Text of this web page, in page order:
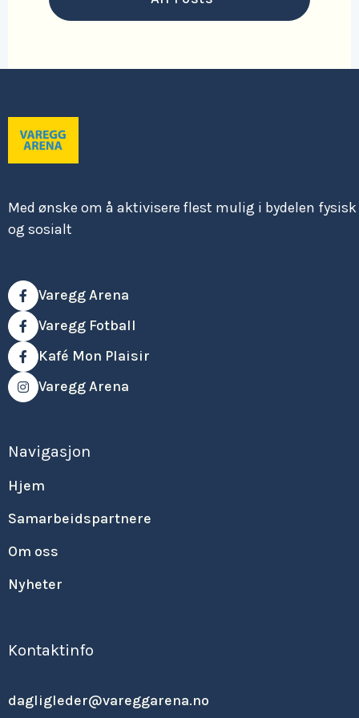
Med ønske om å aktivisere flest mulig i bydelen fysisk
og sosialt
 Varegg Arena
 Varegg Fotball
 Kafé Mon Plaisir
 Varegg Arena
Navigasjon
Hjem
Samarbeidspartnere
Om oss
Nyheter
Kontaktinfo
dagligleder@vareggarena.no